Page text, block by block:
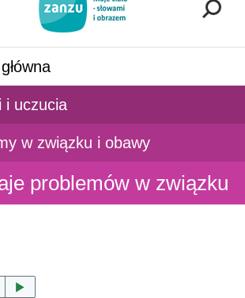
i uczucia
w związku i obawy
problemów w związku